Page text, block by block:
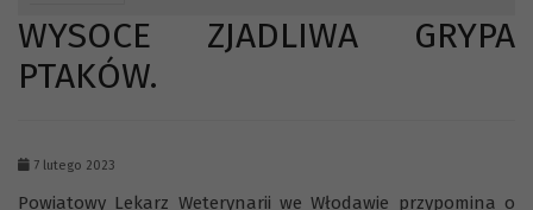
WYSOCE ZJADLIWA GRYPA
PTAKÓW.
7 lutego 2023
Powiatowy Lekarz Weterynarii we Włodawie przypomina o